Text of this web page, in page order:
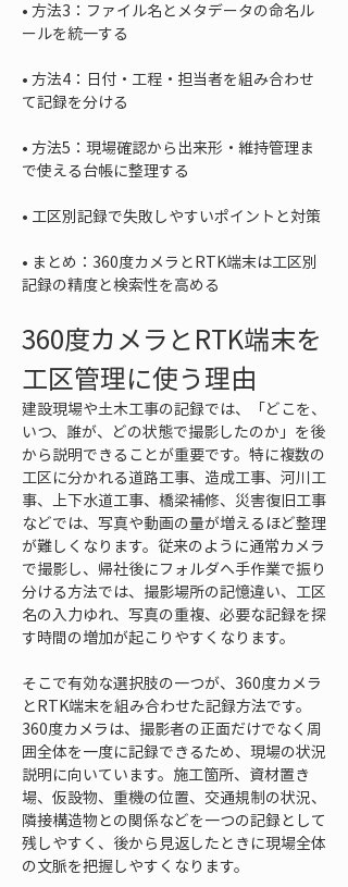
• 方法3：ファイル名とメタデータの命名ル
• 方法4：日付・工程・担当者を組み合わせ
• 方法5：現場確認から出来形・維持管理ま
•
• まとめ：360度カメラとRTK端末は工区別
記録の精度と検索性を高める
360度カメラとRTK端末を
工区管理に使う理由
建設現場や土木工事の記録では、「どこを、
いつ、誰が、どの状態で撮影したのか」を後
から説明できることが重要です。特に複数の
工区に分かれる道路工事、造成工事、河川工
事、上下水道工事、橋梁補修、災害復旧工事
などでは、写真や動画の量が増えるほど整理
が難しくなります。従来のように通常カメラ
で撮影し、帰社後にフォルダへ手作業で振り
分ける方法では、撮影場所の記憶違い、工区
名の入力ゆれ、写真の重複、必要な記録を探
す時間の増加が起こりやすくなります。
そこで有効な選択肢の一つが、360度カメラ
とRTK端末を組み合わせた記録方法です。
360度カメラは、撮影者の正面だけでなく周
囲全体を一度に記録できるため、現場の状況
説明に向いています。施工箇所、資材置き
場、仮設物、重機の位置、交通規制の状況、
隣接構造物との関係などを一つの記録として
残しやすく、後から見返したときに現場全体
の文脈を把握しやすくなります。